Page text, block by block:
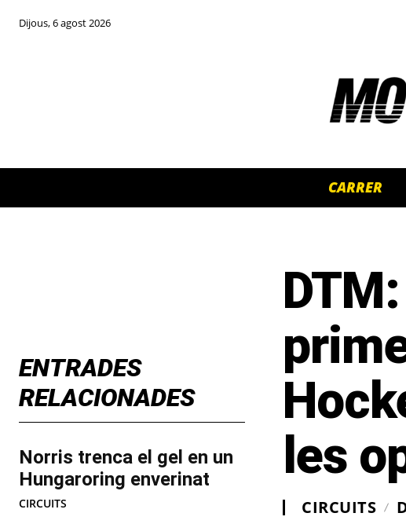
Dijous, 6 agost 2026
CARRER
ENTRADES
RELACIONADES
Norris trenca el gel en un
Hungaroring enverinat
CIRCUITS
les
CIRCUITS